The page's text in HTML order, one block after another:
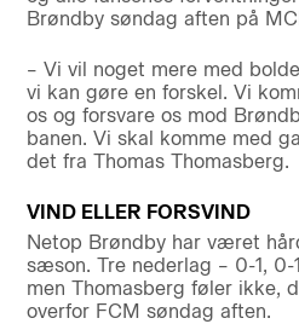
Brøndby søndag aften på
– Vi vil noget mere med
vi kan gøre en forskel. Vi
os og forsvare os mod
banen. Vi skal komme med
det fra Thomas Thomasberg.
VIND ELLER FORSVIND
Netop Brøndby har været
sæson. Tre nederlag – 0-1,
men Thomasberg føler ikke,
overfor FCM søndag aften.